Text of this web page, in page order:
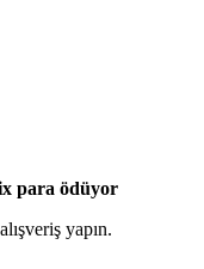
para ödüyor
yapın.